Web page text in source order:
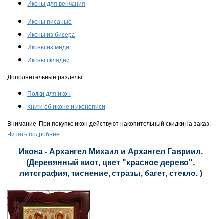
Иконы для венчания
Иконы писаные
Иконы из бисера
Иконы из меди
Иконы складни
Дополнительные разделы
Полки для икон
Книги об иконе и иконописи
Внимание! При покупке икон действуют накопительный скидки на заказ.
Читать подробнее
Икона - Архангел Михаил и Архангел Гавриил.
(Деревянный киот, цвет "красное дерево",
литография, тиснение, стразы, багет, стекло. )